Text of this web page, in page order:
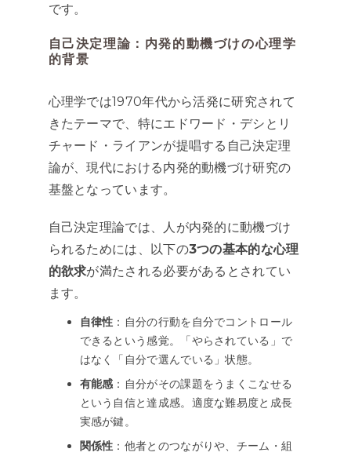
です。
自己決定理論：内発的動機づけの心理学
的背景
心理学では1970年代から活発に研究されて
きたテーマで、特にエドワード・デシとリ
チャード・ライアンが提唱する自己決定理
論が、現代における内発的動機づけ研究の
基盤となっています。
自己決定理論では、人が内発的に動機づけ
られるためには、以下の3つの基本的な心理
的欲求が満たされる必要があるとされてい
ます。
自律性 ：自分の行動を自分でコントロール
できるという感覚。「やらされている」で
はなく「自分で選んでいる」状態。
有能感 ：自分がその課題をうまくこなせる
という自信と達成感。適度な難易度と成長
実感が鍵。
関係性 ：他者とのつながりや、チーム・組